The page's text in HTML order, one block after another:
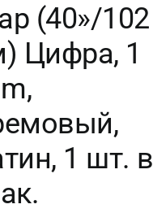
(40»/102
Цифра, 1
1 шт. в